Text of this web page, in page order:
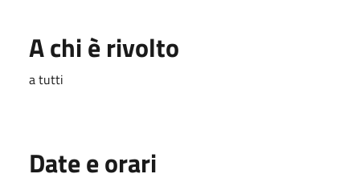
A chi è rivolto
a tutti
Date e orari